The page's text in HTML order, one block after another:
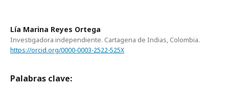
Lía Marina Reyes Ortega
Investigadora independiente. Cartagena de Indias, Colombia.
https://orcid.org/0000-0003-2522-525X
Palabras clave: